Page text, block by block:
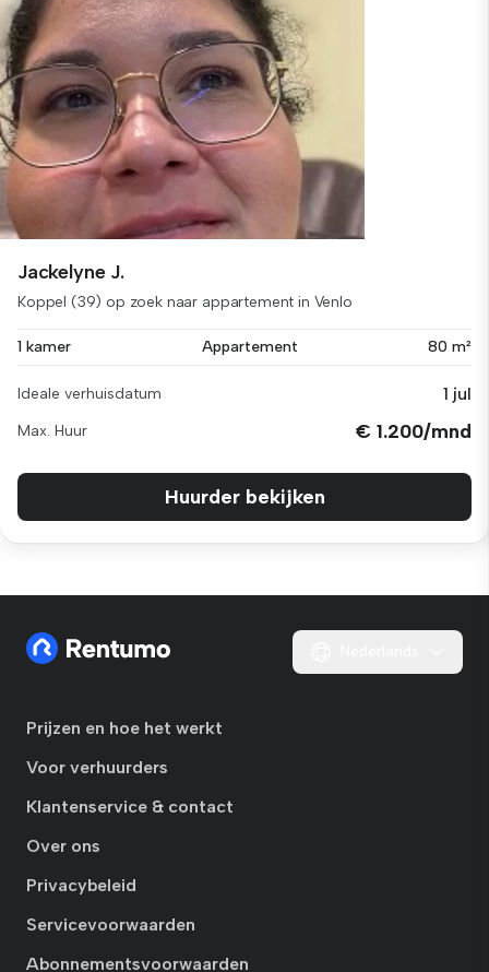
Jackelyne J.
Koppel (39) op zoek naar appartement in Venlo
1 kamer Appartement 80 m²
Ideale verhuisdatum 1 jul
Max. Huur € 1.200/mnd
Huurder bekijken
Prijzen en hoe het werkt
Voor verhuurders
Klantenservice & contact
Over ons
Privacybeleid
Servicevoorwaarden
Abonnementsvoorwaarden